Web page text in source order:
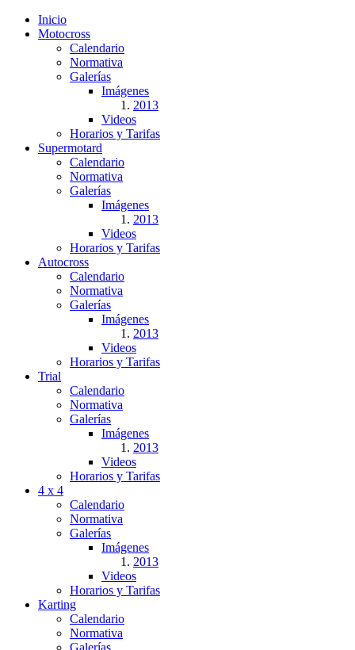
Inicio
Motocross
Calendario
Normativa
Galerías
Imágenes
2013
Videos
Horarios y Tarifas
Supermotard
Calendario
Normativa
Galerías
Imágenes
2013
Videos
Horarios y Tarifas
Autocross
Calendario
Normativa
Galerías
Imágenes
2013
Videos
Horarios y Tarifas
Trial
Calendario
Normativa
Galerías
Imágenes
2013
Videos
Horarios y Tarifas
4 x 4
Calendario
Normativa
Galerías
Imágenes
2013
Videos
Horarios y Tarifas
Karting
Calendario
Normativa
Galerías